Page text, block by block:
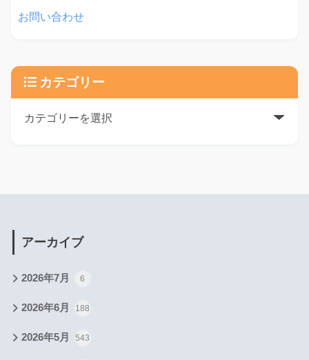
お問い合わせ
カテゴリー
アーカイブ
2026年7月 6
2026年6月 188
2026年5月 543